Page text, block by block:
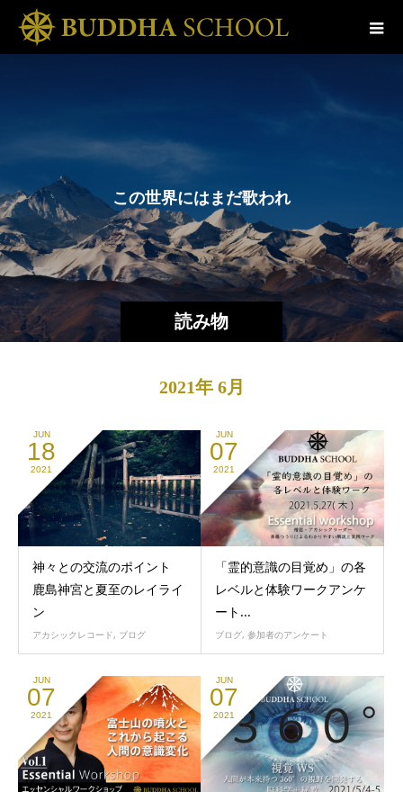
読み物
こ の世界にはまだ歌われてい
2021年 6月
JUN
18
2021
神々との交流のポイント
鹿島神宮と夏至のレイライ
ン
アカシックレコード, ブログ
JUN
07
2021
「霊的意識の目覚め」の各
レベルと体験ワークアンケ
ート...
ブログ, 参加者のアンケート
JUN
07
2021
JUN
07
2021